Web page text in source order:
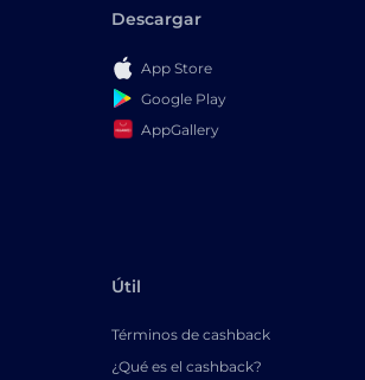
Descargar
App Store
Google Play
AppGallery
Útil
Términos de cashback
¿Qué es el cashback?